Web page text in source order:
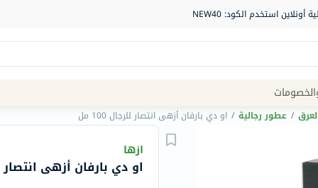
Navigation
الصيدلية
الماركات
/ عطور رجالية / او دي بارفان أزهى انتصار للرجال 100 مل
ازها
او دي بارفان أزهى انتصار